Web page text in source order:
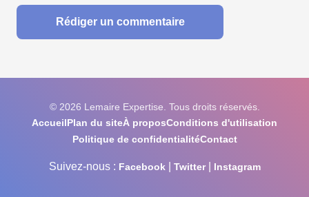
Rédiger un commentaire
© 2026 Lemaire Expertise. Tous droits réservés.
AccueilPlan du siteÀ proposConditions d'utilisation
Politique de confidentialitéContact
Suivez-nous : Facebook| Twitter| Instagram